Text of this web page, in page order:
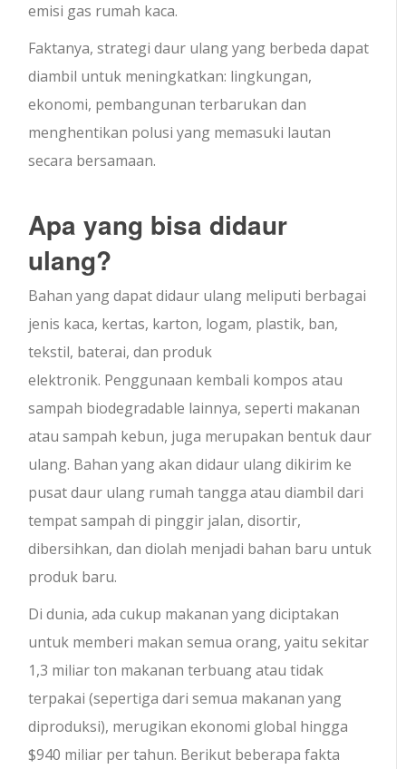
emisi gas rumah kaca.
Faktanya, strategi daur ulang yang berbeda dapat
diambil untuk meningkatkan: lingkungan,
ekonomi, pembangunan terbarukan dan
menghentikan polusi yang memasuki lautan
secara bersamaan.
Apa yang bisa didaur
ulang?
Bahan yang dapat didaur ulang meliputi berbagai
jenis kaca, kertas, karton, logam, plastik, ban,
tekstil, baterai, dan produk
elektronik. Penggunaan kembali kompos atau
sampah biodegradable lainnya, seperti makanan
atau sampah kebun, juga merupakan bentuk daur
ulang. Bahan yang akan didaur ulang dikirim ke
pusat daur ulang rumah tangga atau diambil dari
tempat sampah di pinggir jalan, disortir,
dibersihkan, dan diolah menjadi bahan baru untuk
produk baru.
Di dunia, ada cukup makanan yang diciptakan
untuk memberi makan semua orang, yaitu sekitar
1,3 miliar ton makanan terbuang atau tidak
terpakai (sepertiga dari semua makanan yang
diproduksi), merugikan ekonomi global hingga
$940 miliar per tahun. Berikut beberapa fakta